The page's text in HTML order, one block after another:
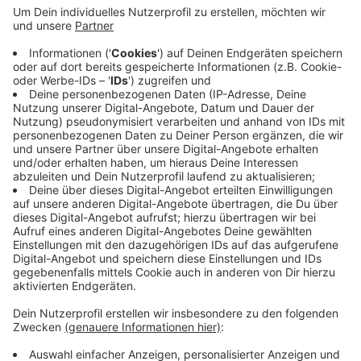
Veröffentlicht:Freitag, 26.03.2021 13:11
Anzeige
Sie seien auch als Dank für das langjährige
Engagement in der Stadt zu verstehen. Bezahlen muss
die KG die Ampelfunken aber selbst. Das Tiefbauamt
der Stadt wird die Ampel in Kürze umbauen und die
neuen Ampelmännchen installieren.
Anzeige
Anzeige